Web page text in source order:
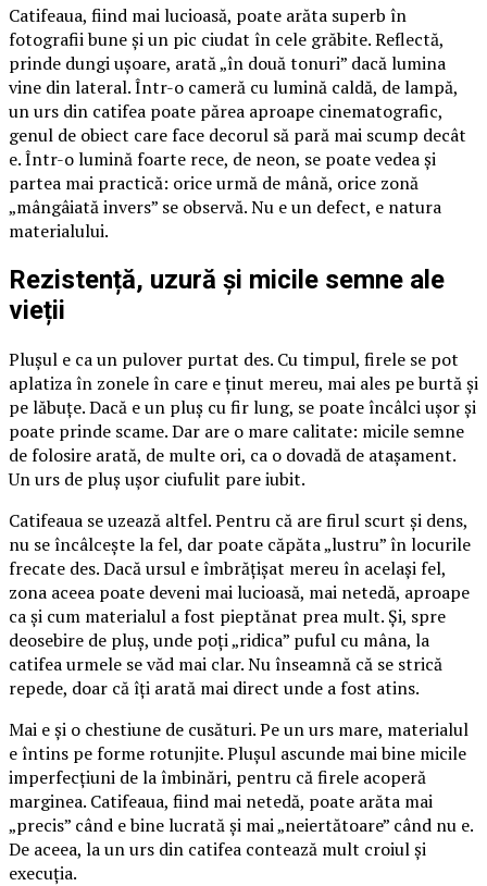
Catifeaua, fiind mai lucioasă, poate arăta superb în
fotografii bune și un pic ciudat în cele grăbite. Reflectă,
prinde dungi ușoare, arată „în două tonuri” dacă lumina
vine din lateral. Într-o cameră cu lumină caldă, de lampă,
un urs din catifea poate părea aproape cinematografic,
genul de obiect care face decorul să pară mai scump decât
e. Într-o lumină foarte rece, de neon, se poate vedea și
partea mai practică: orice urmă de mână, orice zonă
„mângâiată invers” se observă. Nu e un defect, e natura
materialului.
Rezistență, uzură și micile semne ale
vieții
Plușul e ca un pulover purtat des. Cu timpul, firele se pot
aplatiza în zonele în care e ținut mereu, mai ales pe burtă și
pe lăbuțe. Dacă e un pluș cu fir lung, se poate încâlci ușor și
poate prinde scame. Dar are o mare calitate: micile semne
de folosire arată, de multe ori, ca o dovadă de atașament.
Un urs de pluș ușor ciufulit pare iubit.
Catifeaua se uzează altfel. Pentru că are firul scurt și dens,
nu se încâlcește la fel, dar poate căpăta „lustru” în locurile
frecate des. Dacă ursul e îmbrățișat mereu în același fel,
zona aceea poate deveni mai lucioasă, mai netedă, aproape
ca și cum materialul a fost pieptănat prea mult. Și, spre
deosebire de pluș, unde poți „ridica” puful cu mâna, la
catifea urmele se văd mai clar. Nu înseamnă că se strică
repede, doar că îți arată mai direct unde a fost atins.
Mai e și o chestiune de cusături. Pe un urs mare, materialul
e întins pe forme rotunjite. Plușul ascunde mai bine micile
imperfecțiuni de la îmbinări, pentru că firele acoperă
marginea. Catifeaua, fiind mai netedă, poate arăta mai
„precis” când e bine lucrată și mai „neiertătoare” când nu e.
De aceea, la un urs din catifea contează mult croiul și
execuția.